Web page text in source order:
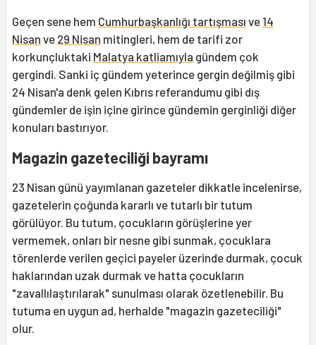
Geçen sene hem Cumhurbaşkanlığı tartışması ve 14
Nisan ve 29 Nisan mitingleri, hem de tarifi zor
korkunçluktaki Malatya katliamıyla gündem çok
gergindi. Sanki iç gündem yeterince gergin değilmiş gibi
24 Nisan'a denk gelen Kıbrıs referandumu gibi dış
gündemler de işin içine girince gündemin gerginliği diğer
konuları bastırıyor.
Magazin gazeteciliği bayramı
23 Nisan günü yayımlanan gazeteler dikkatle incelenirse,
gazetelerin çoğunda kararlı ve tutarlı bir tutum
görülüyor. Bu tutum, çocukların görüşlerine yer
vermemek, onları bir nesne gibi sunmak, çocuklara
törenlerde verilen geçici payeler üzerinde durmak, çocuk
haklarından uzak durmak ve hatta çocukların
"zavallılaştırılarak" sunulması olarak özetlenebilir. Bu
tutuma en uygun ad, herhalde "magazin gazeteciliği"
olur.